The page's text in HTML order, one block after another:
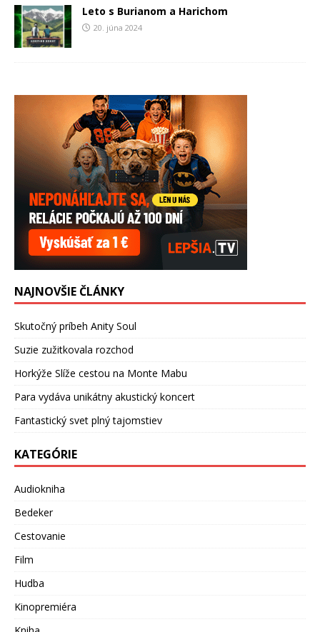
Leto s Burianom a Harichom
20. júna 2024
NAJNOVŠIE ČLÁNKY
Skutočný príbeh Anity Soul
Suzie zužitkovala rozchod
Horkýže Slíže cestou na Monte Mabu
Para vydáva unikátny akustický koncert
Fantastický svet plný tajomstiev
KATEGÓRIE
Audiokniha
Bedeker
Cestovanie
Film
Hudba
Kinopremiéra